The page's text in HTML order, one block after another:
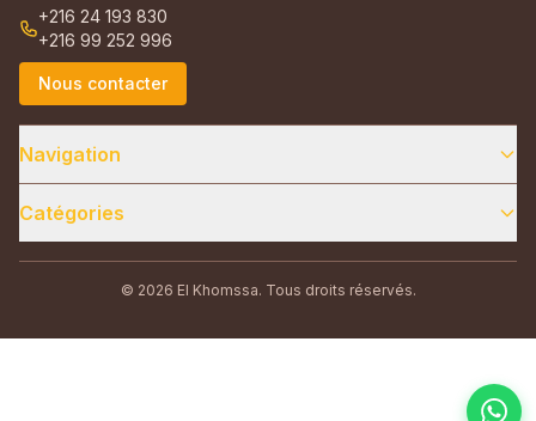
+216 24 193 830
+216 99 252 996
Nous contacter
Navigation
Catégories
© 2026 El Khomssa. Tous droits réservés.